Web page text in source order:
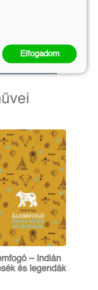
– Indián
és legendák
Elfogadom